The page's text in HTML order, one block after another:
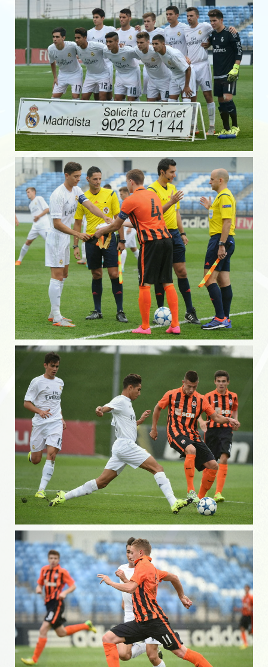
Галерея «Дружба»
Галерея «Строитель»
Галерея СК «Первомаец»
Галерея «Торпедо»
Галерея «Энергия»
Галерея «Энергия» — юноши.
Фотоальбом — награды футболистов
Стадионы
Детско-юношеский клуб «Олимп»
НАПИСАТЬ НАМ